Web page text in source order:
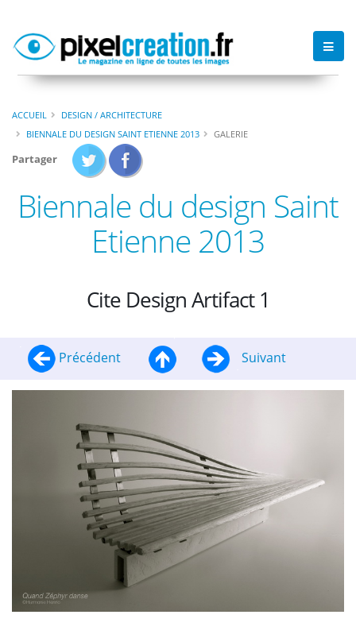
ACCUEIL
DESIGN / ARCHITECTURE
BIENNALE DU DESIGN SAINT ETIENNE 2013
GALERIE
Partager
Biennale du design Saint
Etienne 2013
Cite Design Artifact 1
Précédent Suivant